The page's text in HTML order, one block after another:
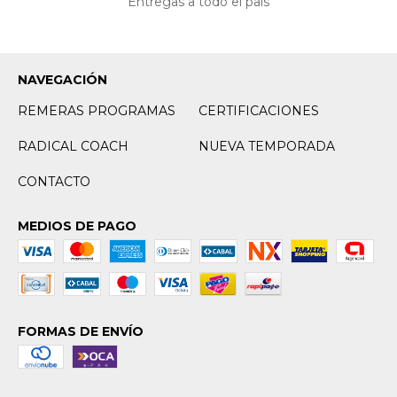
NAVEGACIÓN
REMERAS PROGRAMAS
CERTIFICACIONES
RADICAL COACH NUEVA TEMPORADA
CONTACTO
MEDIOS DE PAGO
FORMAS DE ENVÍO